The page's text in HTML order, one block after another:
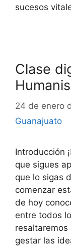
sucesos
Clase
24 de enero
Guanajuato
Introducción
que sigues
que lo sigas
comenzar
de hoy
entre todos
gestar las